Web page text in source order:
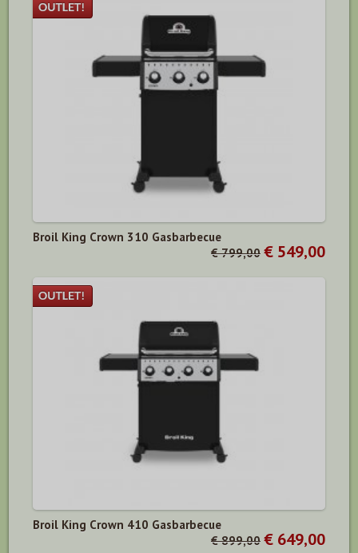
Broil King Crown 310 Gasbarbecue
€ 799,00 € 549,00
Broil King Crown 410 Gasbarbecue
€ 899,00 € 649,00